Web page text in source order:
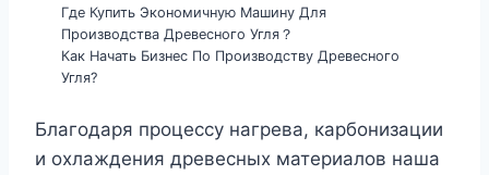
Где Купить Экономичную Машину Для
Производства Древесного Угля？
Как Начать Бизнес По Производству Древесного
Угля?
Благодаря процессу нагрева, карбонизации
и охлаждения древесных материалов наша